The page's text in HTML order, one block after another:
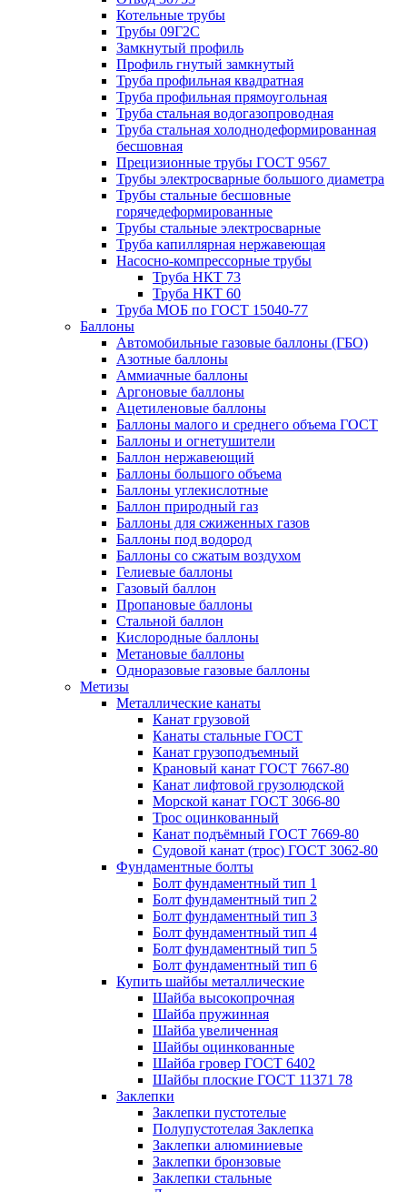
Котельные трубы
Трубы 09Г2С
Замкнутый профиль
Профиль гнутый замкнутый
Труба профильная квадратная
Труба профильная прямоугольная
Труба стальная водогазопроводная
Труба стальная холоднодеформированная
бесшовная
Прецизионные трубы ГОСТ 9567
Трубы электросварные большого диаметра
Трубы стальные бесшовные
горячедеформированные
Трубы стальные электросварные
Труба капиллярная нержавеющая
Насосно-компрессорные трубы
Труба НКТ 73
Труба НКТ 60
Труба МОБ по ГОСТ 15040-77
Баллоны
Автомобильные газовые баллоны (ГБО)
Азотные баллоны
Аммиачные баллоны
Аргоновые баллоны
Ацетиленовые баллоны
Баллоны малого и среднего объема ГОСТ
Баллоны и огнетушители
Баллон нержавеющий
Баллоны большого объема
Баллоны углекислотные
Баллон природный газ
Баллоны для сжиженных газов
Баллоны под водород
Баллоны со сжатым воздухом
Гелиевые баллоны
Газовый баллон
Пропановые баллоны
Стальной баллон
Кислородные баллоны
Метановые баллоны
Одноразовые газовые баллоны
Метизы
Металлические канаты
Канат грузовой
Канаты стальные ГОСТ
Канат грузоподъемный
Крановый канат ГОСТ 7667-80
Канат лифтовой грузолюдской
Морской канат ГОСТ 3066-80
Трос оцинкованный
Канат подъёмный ГОСТ 7669-80
Судовой канат (трос) ГОСТ 3062-80
Фундаментные болты
Болт фундаментный тип 1
Болт фундаментный тип 2
Болт фундаментный тип 3
Болт фундаментный тип 4
Болт фундаментный тип 5
Болт фундаментный тип 6
Купить шайбы металлические
Шайба высокопрочная
Шайба пружинная
Шайба увеличенная
Шайбы оцинкованные
Шайба гровер ГОСТ 6402
Шайбы плоские ГОСТ 11371 78
Заклепки
Заклепки пустотелые
Полупустотелая Заклепка
Заклепки алюминиевые
Заклепки бронзовые
Заклепки стальные